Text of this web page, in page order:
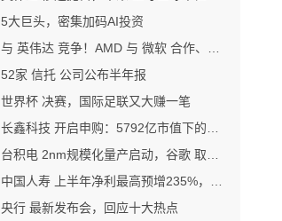
5大巨头，密集加码AI投资
与 英伟达 竞争！AMD 与 微软 合作、将交付机架级系统Helios
52家 信托 公司公布半年报
世界杯 决赛，国际足联又大赚一笔
长鑫科技 开启申购：5792亿市值下的一场资本狂欢
台积电 2nm规模化量产启动，谷歌 取代苹果成首发客户
中国人寿 上半年净利最高预增235%，刷新纪录
央行 最新发布会，回应十大热点